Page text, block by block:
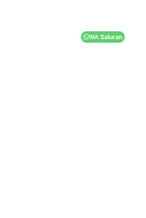
WA Saluran